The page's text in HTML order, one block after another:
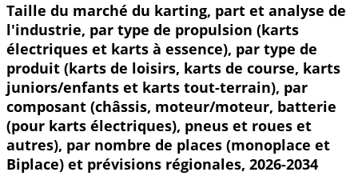
Taille du marché du karting, part et analyse de
l'industrie, par type de propulsion (karts
électriques et karts à essence), par type de
produit (karts de loisirs, karts de course, karts
juniors/enfants et karts tout-terrain), par
composant (châssis, moteur/moteur, batterie
(pour karts électriques), pneus et roues et
autres), par nombre de places (monoplace et
Biplace) et prévisions régionales, 2026-2034